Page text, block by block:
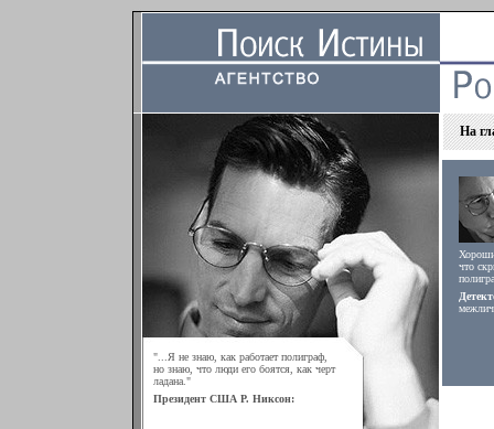
"...Я не знаю, как работает полиграф,
но знаю, что люди его боятся, как черт
ладана."
Президент США Р. Никсон:
На
что